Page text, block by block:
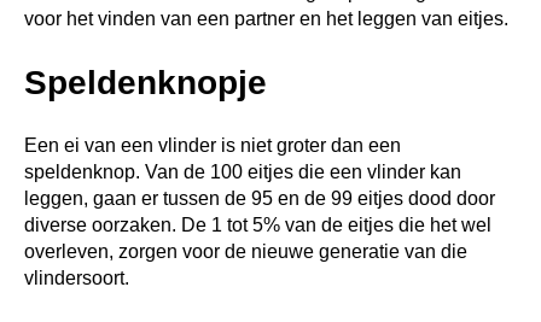
voor het vinden van een partner en het leggen van eitjes.
Speldenknopje
Een ei van een vlinder is niet groter dan een
speldenknop. Van de 100 eitjes die een vlinder kan
leggen, gaan er tussen de 95 en de 99 eitjes dood door
diverse oorzaken. De 1 tot 5% van de eitjes die het wel
overleven, zorgen voor de nieuwe generatie van die
vlindersoort.